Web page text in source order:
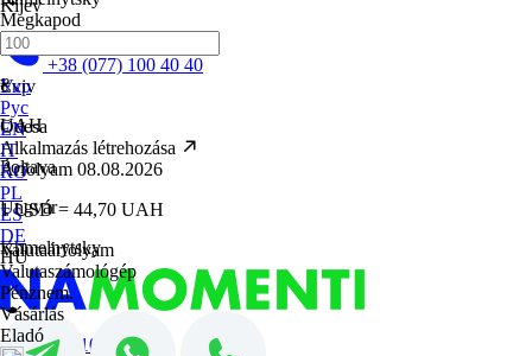
Kijev
Kremenchuk
Lviv
Odesa
Poltava
Ungvár
Khmelnytsky
+38 (077) 100 40 40
+38 (077) 100 40 40
Укр
Рус
EN
IT
RO
PL
ES
DE
HU
Megkapod
₴
UAH
Alkalmazás létrehozása
Árfolyam 08.08.2026
1 USD = 44,70 UAH
Valutaárfolyam
Valutaszámológép
Pénznem.
Vásárlás
Eladó